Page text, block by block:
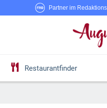
Partner im
Restaurantfinder